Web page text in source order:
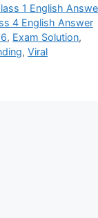
1 English
4 English Answer
, Exam Solution,
, Viral